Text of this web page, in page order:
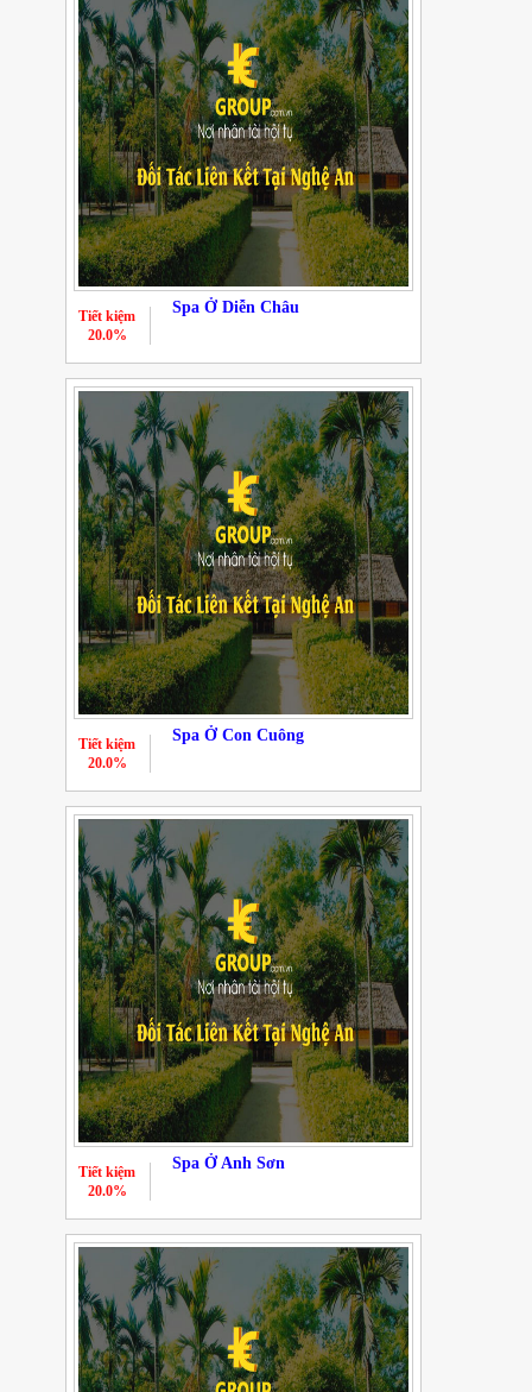
Spa Ở Diễn Châu
Tiết kiệm
20.0%
Spa Ở Con Cuông
Tiết kiệm
20.0%
Spa Ở Anh Sơn
Tiết kiệm
20.0%